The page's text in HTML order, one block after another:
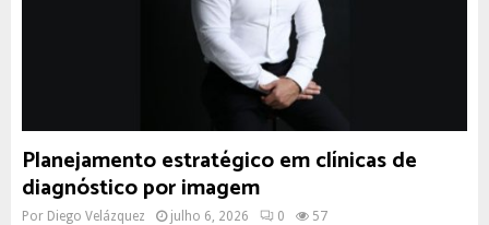
Planejamento estratégico em clínicas de
diagnóstico por imagem
Por Diego Velázquez julho 6, 2026 0 57